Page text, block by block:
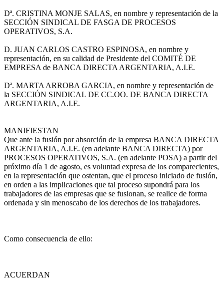
Dª. CRISTINA MONJE SALAS, en nombre y representación de la
SECCIÓN SINDICAL DE FASGA DE PROCESOS
OPERATIVOS, S.A.
D. JUAN CARLOS CASTRO ESPINOSA, en nombre y
representación, en su calidad de Presidente del COMITÉ DE
EMPRESA de BANCA DIRECTA ARGENTARIA, A.I.E.
Dª. MARTA ARROBA GARCIA, en nombre y representación de
la SECCIÓN SINDICAL DE CC.OO. DE BANCA DIRECTA
ARGENTARIA, A.I.E.
MANIFIESTAN
Que ante la fusión por absorción de la empresa BANCA DIRECTA
ARGENTARIA, A.I.E. (en adelante BANCA DIRECTA) por
PROCESOS OPERATIVOS, S.A. (en adelante POSA) a partir del
próximo día 1 de agosto, es voluntad expresa de los comparecientes,
en la representación que ostentan, que el proceso iniciado de fusión,
en orden a las implicaciones que tal proceso supondrá para los
trabajadores de las empresas que se fusionan, se realice de forma
ordenada y sin menoscabo de los derechos de los trabajadores.
Como consecuencia de ello:
ACUERDAN